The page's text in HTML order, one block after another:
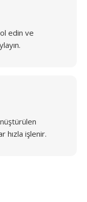
edin ve
hızla işlenir.